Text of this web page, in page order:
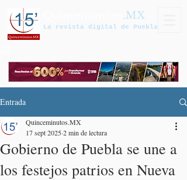
.MX
La revista digital de Puebla
Entrada
Gobierno de Puebla se une a
los festejos patrios en Nueva
Quinceminutos.MX
17 sept 20252 min de lectura